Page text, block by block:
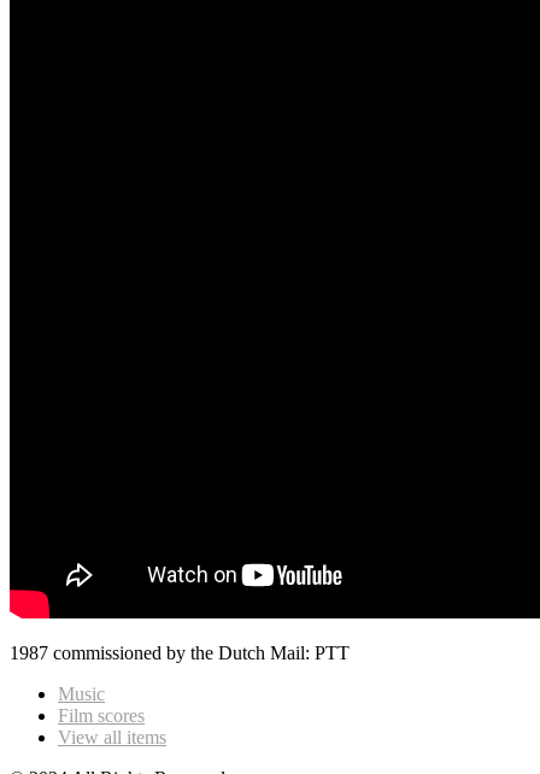
1987 commissioned by the Dutch Mail: PTT
Music
Film scores
View all items